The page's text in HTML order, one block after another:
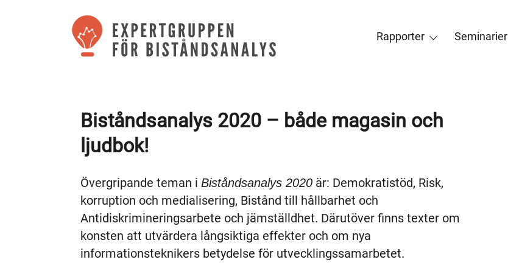
Rapporter Seminarier
Biståndsanalys 2020 – både magasin och
ljudbok!
Övergripande teman i Biståndsanalys 2020 är: Demokratistöd, Risk,
korruption och medialisering, Bistånd till hållbarhet och
Antidiskrimineringsarbete och jämställdhet. Därutöver finns texter om
konsten att utvärdera långsiktiga effekter och om nya
informationsteknikers betydelse för utvecklingssamarbetet.